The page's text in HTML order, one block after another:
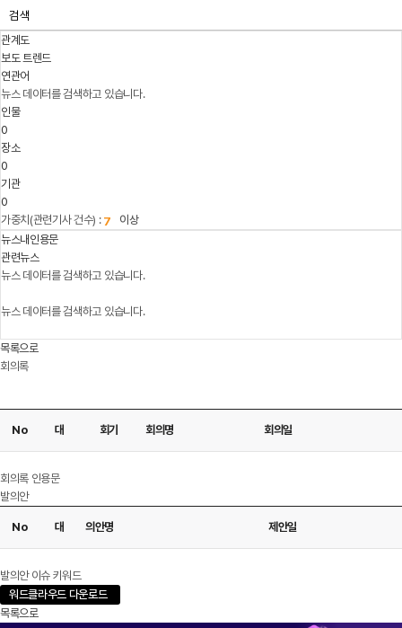
검색
관계도
보도 트렌드
연관어
뉴스 데이터를 검색하고 있습니다.
인물
0
장소
0
기관
0
가중치(관련기사 건수) :
이상
뉴스내인용문
관련뉴스
뉴스 데이터를 검색하고 있습니다.
뉴스 데이터를 검색하고 있습니다.
목록으로
회의록
No 대 회기 회의명 회의일
회의록 인용문
발의안
No 대 의안명 제안일
발의안 이슈 키워드
워드클라우드 다운로드
목록으로